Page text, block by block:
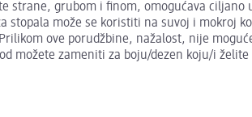
strane, grubom i finom, omogućava
može se koristiti na suvoj i mokroj
ove porudžbine, nažalost, nije
možete zameniti za boju/dezen koju/i